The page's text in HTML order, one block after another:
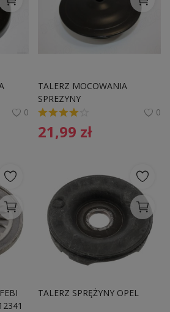
0
TALERZ MOCOWANIA
SPREZYNY
0
21,99 zł
TALERZ SPRĘŻYNY OPEL